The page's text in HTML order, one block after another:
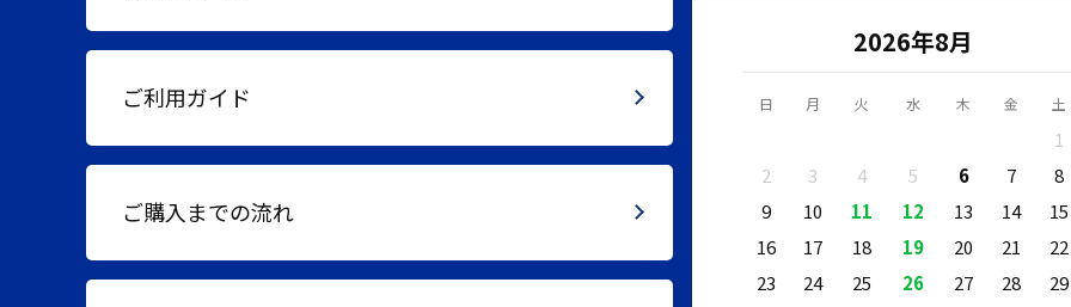
ご利用ガイド
ご購入までの流れ
2026年8月
日 月 火 水 木 金 土
1
2
3 4 5 6 7
8
9
10 11 12 13 14
15
16
17 18 19 20 21
22
23
24 25 26 27 28
29